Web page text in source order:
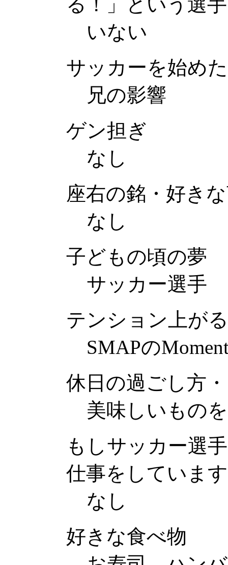
る！」という選
いない
サッカーを始め
兄の影響
ゲン担ぎ
なし
座右の銘・好き
なし
子どもの頃の夢
サッカー選手
テンション上が
SMAPの
休日の過ごし方
美味しいもの
もしサッカー選
仕事をしていま
なし
好きな食べ物